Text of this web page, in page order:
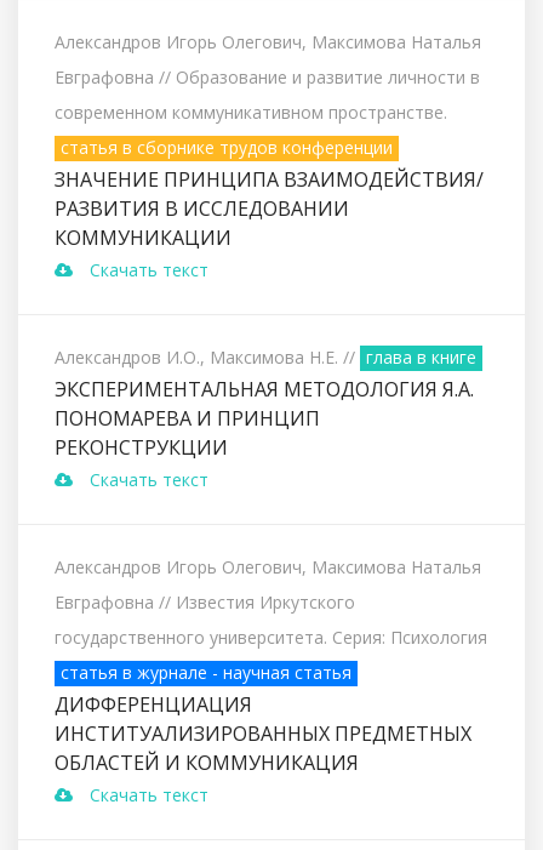
Александров Игорь Олегович, Максимова Наталья
Евграфовна // Образование и развитие личности в
современном коммуникативном пространстве.
статья в сборнике трудов конференции
ЗНАЧЕНИЕ ПРИНЦИПА ВЗАИМОДЕЙСТВИЯ/
РАЗВИТИЯ В ИССЛЕДОВАНИИ
КОММУНИКАЦИИ
Скачать текст
Александров И.О., Максимова Н.Е. // глава в книге
ЭКСПЕРИМЕНТАЛЬНАЯ МЕТОДОЛОГИЯ Я.А.
ПОНОМАРЕВА И ПРИНЦИП
РЕКОНСТРУКЦИИ
Скачать текст
Александров Игорь Олегович, Максимова Наталья
Евграфовна // Известия Иркутского
государственного университета. Серия: Психология
статья в журнале - научная статья
ДИФФЕРЕНЦИАЦИЯ
ИНСТИТУАЛИЗИРОВАННЫХ ПРЕДМЕТНЫХ
ОБЛАСТЕЙ И КОММУНИКАЦИЯ
Скачать текст